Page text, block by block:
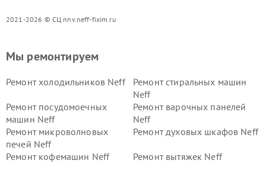
2021-2026 © СЦ nnv.neff-fixim.ru
Мы ремонтируем
Ремонт холодильников Neff
Ремонт стиральных машин
Neff
Ремонт посудомоечных
машин Neff
Ремонт варочных панелей
Neff
Ремонт микроволновых
печей Neff
Ремонт духовых шкафов Neff
Ремонт кофемашин Neff Ремонт вытяжек Neff